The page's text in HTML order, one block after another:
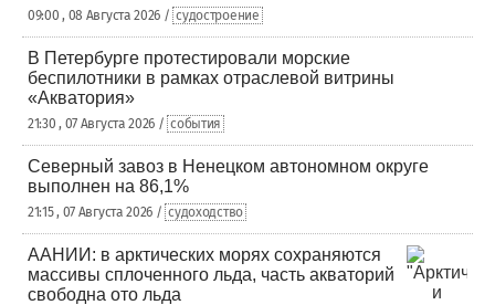
09:00 , 08 Августа 2026 / судостроение
В Петербурге протестировали морские
беспилотники в рамках отраслевой витрины
«Акватория»
21:30 , 07 Августа 2026 / события
Северный завоз в Ненецком автономном округе
выполнен на 86,1%
21:15 , 07 Августа 2026 / судоходство
ААНИИ: в арктических морях сохраняются
массивы сплоченного льда, часть акваторий
свободна ото льда